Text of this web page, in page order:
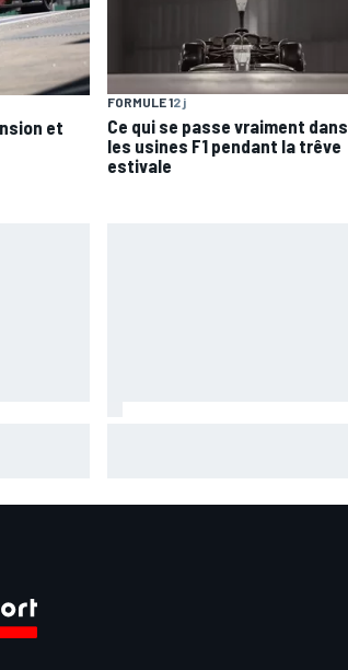
et
FORMULE 12 j
Ce qui se passe vraiment dans
les usines F1 pendant la trêve
estivale